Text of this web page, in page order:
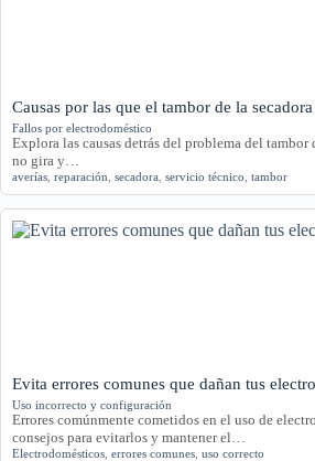
Causas por las que el tambor de la
Fallos por electrodoméstico
Explora las causas detrás del problema del tambor
no gira y…
averías reparación secadora servicio técnico tambor
Evita errores comunes que dañan tus
Uso incorrecto y configuración
Errores comúnmente cometidos en el uso de
consejos para evitarlos y mantener el…
Electrodomésticos errores comunes uso correcto